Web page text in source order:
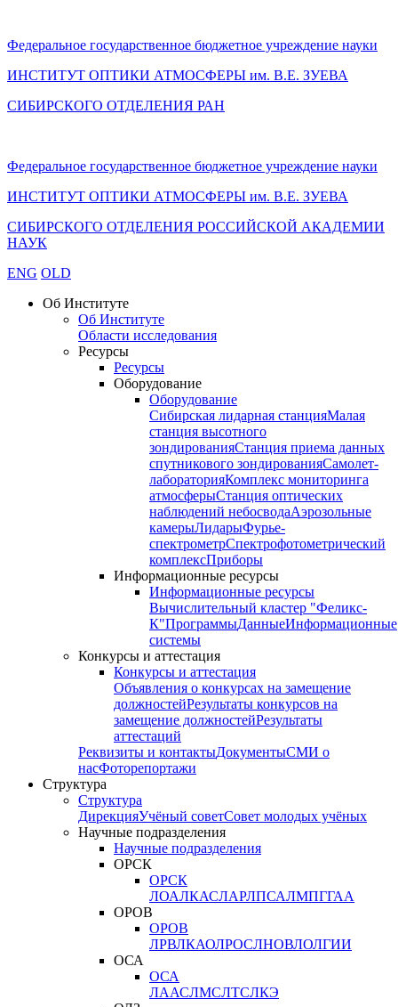
Федеральное государственное бюджетное учреждение науки
ИНСТИТУТ ОПТИКИ АТМОСФЕРЫ им. В.Е. ЗУЕВА
СИБИРСКОГО ОТДЕЛЕНИЯ РАН
Федеральное государственное бюджетное учреждение науки
ИНСТИТУТ ОПТИКИ АТМОСФЕРЫ им. В.Е. ЗУЕВА
СИБИРСКОГО ОТДЕЛЕНИЯ РОССИЙСКОЙ АКАДЕМИИ
НАУК
ENG OLD
Об Институте
Об Институте
Области исследования
Ресурсы
Ресурсы
Оборудование
Оборудование
Сибирская лидарная станцияМалая
станция высотного
зондированияСтанция приема данных
спутникового зондированияСамолет-
лабораторияКомплекс мониторинга
атмосферыСтанция оптических
наблюдений небосводаАэрозольные
камерыЛидарыФурье-
спектрометрСпектрофотометрический
комплексПриборы
Информационные ресурсы
Информационные ресурсы
Вычислительный кластер "Феликс-
К"ПрограммыДанныеИнформационные
системы
Конкурсы и аттестация
Конкурсы и аттестация
Объявления о конкурсах на замещение
должностейРезультаты конкурсов на
замещение должностейРезультаты
аттестаций
Реквизиты и контактыДокументыСМИ о
насФоторепортажи
Структура
Структура
ДирекцияУчёный советСовет молодых учёных
Научные подразделения
Научные подразделения
ОРСК
ОРСК
ЛОАЛКАСЛАРЛПСАЛМПГГАА
ОРОВ
ОРОВ
ЛРВЛКАОЛРОСЛНОВЛОЛГИИ
ОСА
ОСА
ЛААСЛМСЛТСЛКЭ